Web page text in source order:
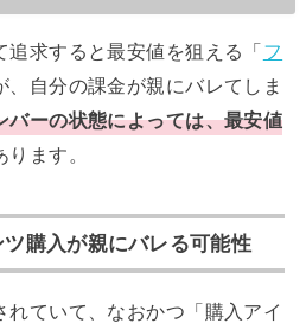
求すると最安値を狙える「 フ
、自分の課金が親にバレてしま
バーの状態によっては、最安値
ります。
購入が親にバレる可能性
れていて、なおかつ「購入アイ